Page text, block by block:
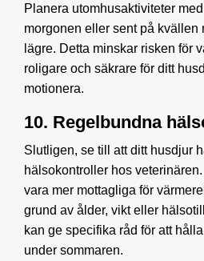
Planera utomhusaktiviteter
morgonen eller sent på kvällen
lägre. Detta minskar risken för
roligare och säkrare för ditt
motionera.
10. Regelbundna
Slutligen, se till att ditt husdjur
hälsokontroller hos
vara mer mottagliga för
grund av ålder, vikt eller
kan ge specifika råd för att
under sommaren.